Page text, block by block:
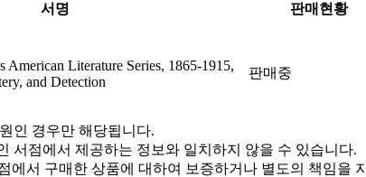
서명 판매현황
American Literature Series, 1865-1915,
and Detection
판매중
인 경우만 해당됩니다.
서점에서 제공하는 정보와 일치하지 않을 수 있습니다.
에서 구매한 상품에 대하여 보증하거나 별도의 책임을